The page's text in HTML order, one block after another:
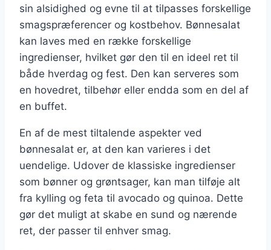
sin alsidighed og evne til at tilpasses forskellige
smagspræferencer og kostbehov. Bønnesalat
kan laves med en række forskellige
ingredienser, hvilket gør den til en ideel ret til
både hverdag og fest. Den kan serveres som
en hovedret, tilbehør eller endda som en del af
en buffet.
En af de mest tiltalende aspekter ved
bønnesalat er, at den kan varieres i det
uendelige. Udover de klassiske ingredienser
som bønner og grøntsager, kan man tilføje alt
fra kylling og feta til avocado og quinoa. Dette
gør det muligt at skabe en sund og nærende
ret, der passer til enhver smag.